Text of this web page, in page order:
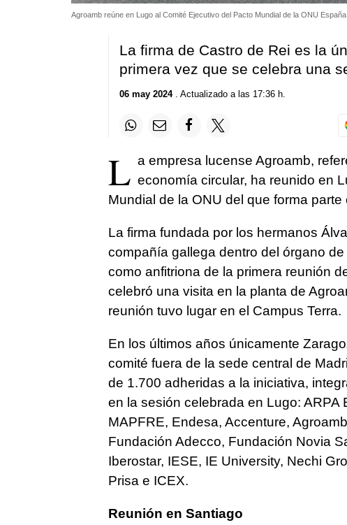
Agroamb reúne en Lugo al Comité Ejecutivo del Pacto Mundial de la ONU España
La firma de Castro de Rei es la
primera vez que se celebra una
06 may 2024. Actualizado a las 17:36 h.
L a empresa lucense Agroamb,
economía circular, ha reunido en
Mundial de la ONU del que forma parte
La firma fundada por los hermanos
compañía gallega dentro del órgano
como anfitriona de la primera reunión
celebró una visita en la planta de
reunión tuvo lugar en el Campus Terra.
En los últimos años únicamente
comité fuera de la sede central de
de 1.700 adheridas a la iniciativa,
en la sesión celebrada en Lugo:
MAPFRE, Endesa, Accenture,
Fundación Adecco, Fundación Novia
Iberostar, IESE, IE University, Nechi
Prisa e ICEX.
Reunión en Santiago